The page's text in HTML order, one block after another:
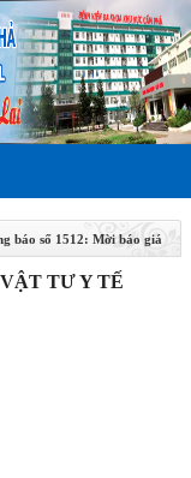
báo số 1512: Mời báo giá
TƯ Y TẾ